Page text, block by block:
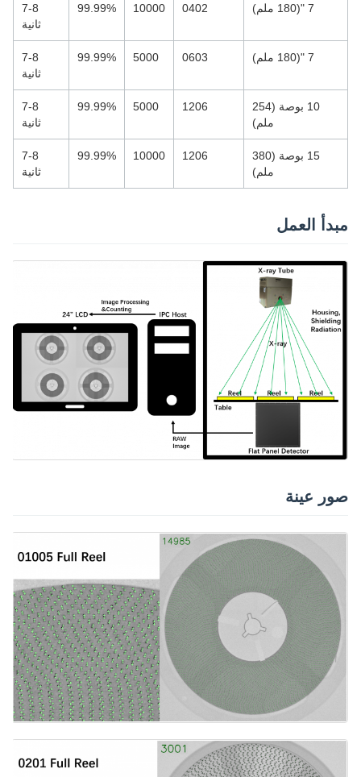
7 "(180 ملم) 0402
10000
99.99%
7-8
ثانية
7 "(180 ملم) 0603
5000
99.99%
7-8
ثانية
10 بوصة (254
ملم)
1206
5000
99.99%
7-8
ثانية
15 بوصة (380
ملم)
1206
10000
99.99%
7-8
ثانية
مبدأ العمل
صور عينة